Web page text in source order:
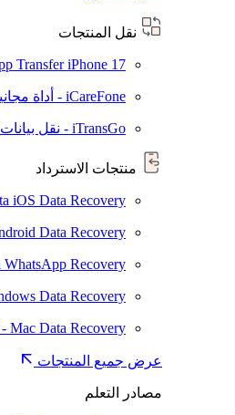
نقل المنتجات
TransferiPhone 17
iCareFone - أداة مجانية للنسخ الاحتياطي لنظام iOS
iTransGo - نقل بيانات الهاتف
منتجات الاسترداد
iOS Data Recovery
Data Recovery
WhatsApp Recovery
Data Recovery
Mac Data Recovery
عرض جميع المنتجات
مصادر التعلم